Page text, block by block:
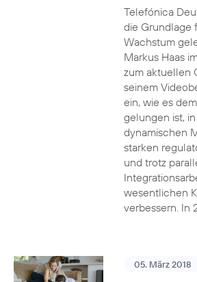
Telefónica
die Grundlage
Wachstum
Markus Haas
zum aktuellen
seinem
ein, wie es
gelungen ist,
dynamischen
starken
und trotz
wesentlichen
verbessern. In
05. März 2018